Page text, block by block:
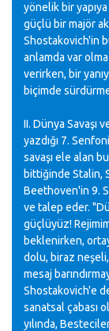
yönelik bir
güçlü bir majör
Shostakovich'in
anlamda var
verirken, bir
biçimde sürdürme
II. Dünya Savaşı
yazdığı 7.
savaşı ele alan
bittiğinde Stalin,
Beethoven'in 9.
ve talep eder.
güçlüyüz!
beklenirken,
dolu, biraz
mesaj
Shostakovich'e
sanatsal çabası
yılında,